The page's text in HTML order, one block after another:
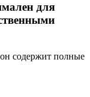
для
содержит полные